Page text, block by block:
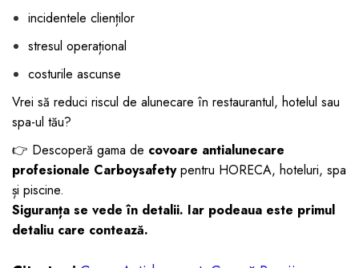
incidentele clienților
stresul operațional
costurile ascunse
Vrei să reduci riscul de alunecare în restaurantul, hotelul sau
spa-ul tău?
👉 Descoperă gama de covoare antialunecare
profesionale Carboysafetypentru HORECA, hoteluri, spa
și piscine.
Siguranța se vede în detalii. Iar podeaua este primul
detaliu care contează.